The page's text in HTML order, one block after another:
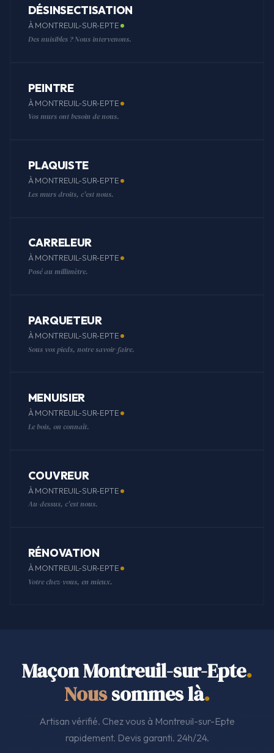
DÉSINSECTISATION
À MONTREUIL-SUR-EPTE
Des nuisibles ? Nous intervenons.
PEINTRE
À MONTREUIL-SUR-EPTE
Vos murs ont besoin de nous.
PLAQUISTE
À MONTREUIL-SUR-EPTE
Les murs droits, c'est nous.
CARRELEUR
À MONTREUIL-SUR-EPTE
Posé au millimètre.
PARQUETEUR
À MONTREUIL-SUR-EPTE
Sous vos pieds, notre savoir-faire.
MENUISIER
À MONTREUIL-SUR-EPTE
Le bois, on connaît.
COUVREUR
À MONTREUIL-SUR-EPTE
Au-dessus, c'est nous.
RÉNOVATION
À MONTREUIL-SUR-EPTE
Votre chez-vous, en mieux.
Maçon Montreuil-sur-Epte.
Noussommes là.
Artisan vérifié. Chez vous à Montreuil-sur-Epte
rapidement. Devis garanti. 24h/24.